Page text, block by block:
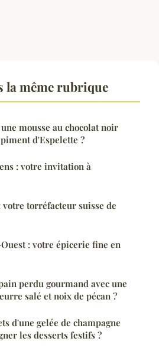
même rubrique
mousse au chocolat noir
d'Espelette ?
: votre invitation à
votre torréfacteur suisse de
: votre épicerie fine en
perdu gourmand avec une
salé et noix de pécan ?
d'une gelée de champagne
les desserts festifs ?